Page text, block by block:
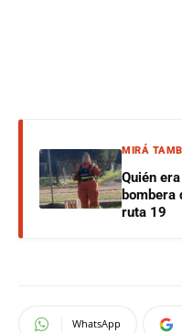
MIRÁ
Quién
bombera
ruta 19
WhatsApp